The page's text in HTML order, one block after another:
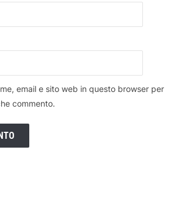
email e sito web in questo browser per
commento.